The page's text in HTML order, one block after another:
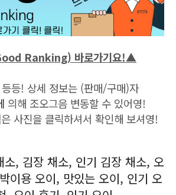
Ranking) 바로가기요!▲
등! 상세 정보는 (판매/구매)자
의해 조오그음 변동할 수 있어영!
사진을 클릭하셔서 확인해 보셔영!
소, 김장 채소, 인기 김장 채소, 오
이용 오이, 맛있는 오이, 인기 오